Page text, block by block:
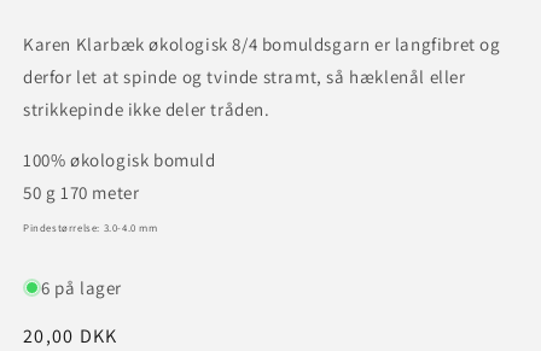
Karen Klarbæk økologisk 8/4 bomuldsgarn er langfibret og
derfor let at spinde og tvinde stramt, så hæklenål eller
strikkepinde ikke deler tråden.
100% økologisk bomuld
50 g 170 meter
Pindestørrelse: 3.0-4.0 mm
6 på lager
Normalpris
20,00 DKK